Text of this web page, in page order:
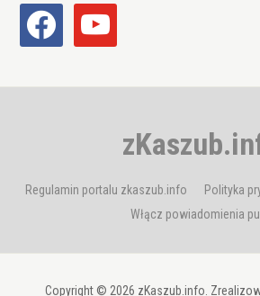
facebook youtube
Regulamin portalu zkaszub.info Polityka
Włącz powiadomienia
Copyright © 2026 zKaszub.info.